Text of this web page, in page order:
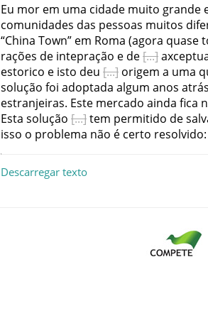
Eu mor em uma cidade muito grande
comunidades das pessoas muitos
“China Town” em Roma (agora quase
rações de intepração e de
estorico e isto deu origem a uma
solução foi adoptada algum anos atrás
estranjeiras. Este mercado ainda fica
Esta solução tem permitido de
isso o problema não é certo resolvido:
Descarregar texto